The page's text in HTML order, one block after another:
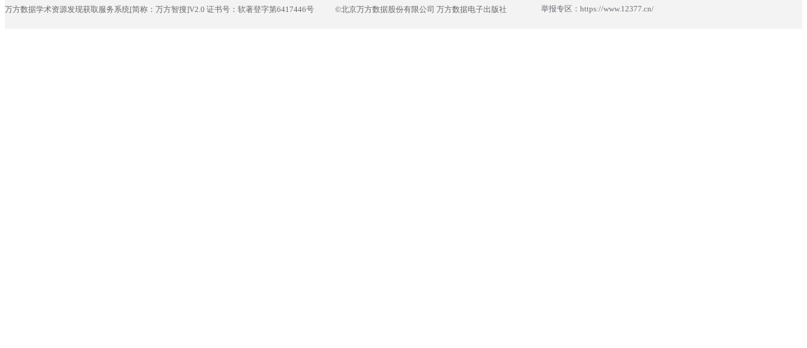
万方数据学术资源发现获取服务系统[简称：万方智搜]V2.0 证书号：软著登字第6417446号
©北京万方数据股份有限公司 万方数据电子出版社
举报专区：https://www.12377.cn/